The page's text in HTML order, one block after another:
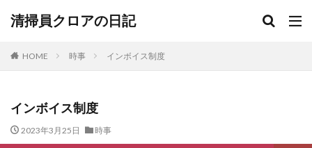
清掃員クロアの日記
HOME 時事 インボイス制度
インボイス制度
2023年3月25日 時事